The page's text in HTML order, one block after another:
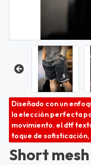
Diseñado con un
la elección perfecta
movimiento. el dtf
toque de sofisticación,
Short